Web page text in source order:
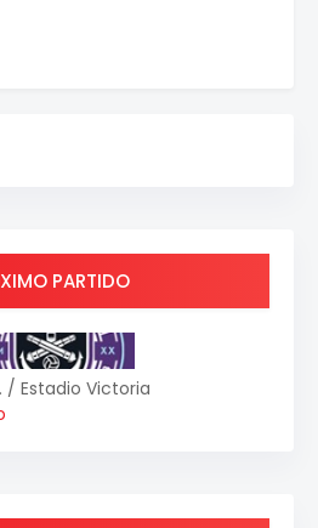
PARTIDO
/ Estadio Victoria